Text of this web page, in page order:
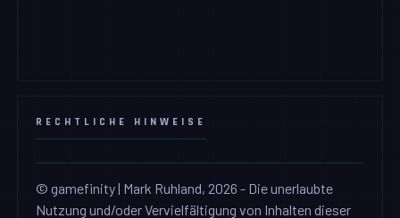
RECHTLICHE HINWEISE
© gamefinity | Mark Ruhland, 2026 - Die unerlaubte
Nutzung und/oder Vervielfältigung von Inhalten dieser